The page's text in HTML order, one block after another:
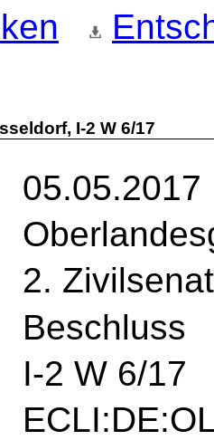
I-2 W 6/17
05.05.2017
2. Zivilsenat
Beschluss
I-2 W 6/17